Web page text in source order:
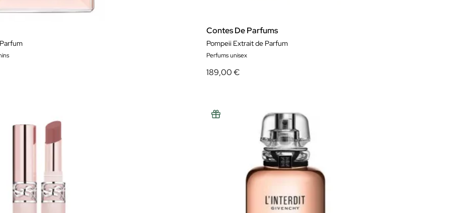
Contes De Parfums
Pompeii Extrait de Parfum
Perfums unisex
189,00 €